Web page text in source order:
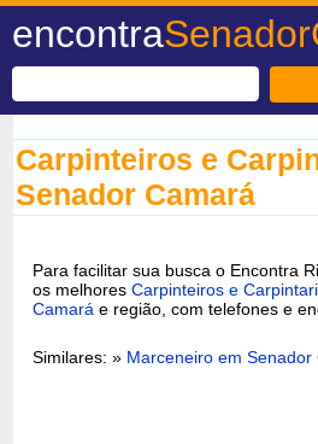
encontra
Carpinteiros e
Senador Camará
Para facilitar sua busca o Encontra
os melhoresCarpinteiros e
Camará e região, com telefones e
Similares: » Marceneiro em Senador